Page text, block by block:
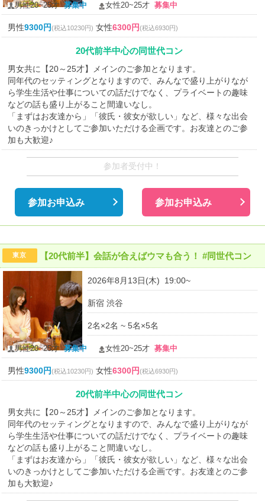
男性20~25才募集中 女性20~25才募集中
男性9300円(税込10230円) 女性6300円(税込6930円)
20代前半中心の同世代コン
男女共に【20～25才】メインのご参加となります。
同年代のセッティングとなりますので、みんなで盛り上がりなが
ら学生生活や仕事についての話だけでなく、プライベートの趣味
などの話も盛り上がること間違いなし。
「まずはお友達から」「彼氏・彼女が欲しい」など、様々な出会
いのきっかけとしてご参加いただける企画です。お友達とのご参
加も大歓迎♪
参加者受付中！
参加お申込み 参加お申込み
東京 【20代前半】会話が合えばウマも合う！ #同世代コン
2026年8月13日(木) 19:00~
新宿 渋谷
2名×2名 ~ 5名×5名
男性20~25才募集中 女性20~25才募集中
男性9300円(税込10230円) 女性6300円(税込6930円)
20代前半中心の同世代コン
男女共に【20～25才】メインのご参加となります。
同年代のセッティングとなりますので、みんなで盛り上がりなが
ら学生生活や仕事についての話だけでなく、プライベートの趣味
などの話も盛り上がること間違いなし。
「まずはお友達から」「彼氏・彼女が欲しい」など、様々な出会
いのきっかけとしてご参加いただける企画です。お友達とのご参
加も大歓迎♪